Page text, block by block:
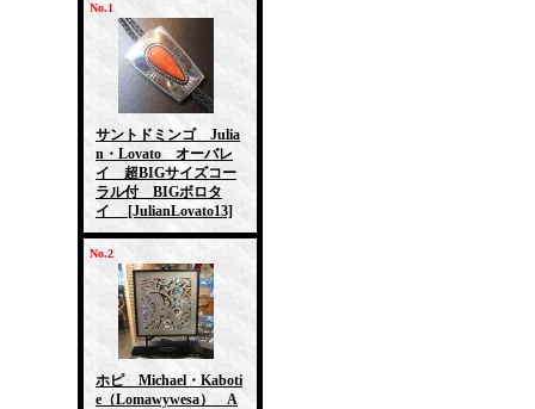
No.1
サントドミンゴ Julia
n・Lovato オーバレ
イ 超BIGサイズコー
ラル付 BIGボロタ
イ
[JulianLovato13]
No.2
ホピ Michael・Kaboti
e（Lomawywesa） A